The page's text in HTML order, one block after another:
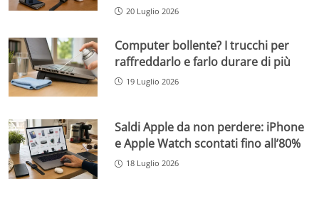
20 Luglio 2026
Computer bollente? I trucchi per
raffreddarlo e farlo durare di più
19 Luglio 2026
Saldi Apple da non perdere: iPhone
e Apple Watch scontati fino all’80%
18 Luglio 2026